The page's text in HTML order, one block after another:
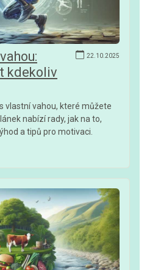
22.10.2025
kdekoliv
vlastní vahou, které můžete
nabízí rady, jak na to,
a tipů pro motivaci.